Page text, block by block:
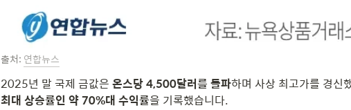
출처: 연합뉴스
2025년 말 국제 금값은 온스당 4,500달러를 돌파하며 사상 최고가를 경신
최대 상승률인 약 70%대 수익률을 기록했습니다.